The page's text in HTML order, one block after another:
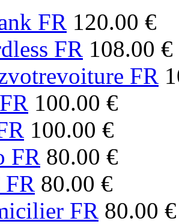
FR 120.00 €
FR 108.00 €
FR
100.00 €
100.00 €
FR 80.00 €
FR 80.00 €
FR 80.00 €